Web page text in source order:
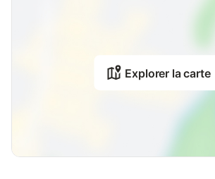
Explorer la carte